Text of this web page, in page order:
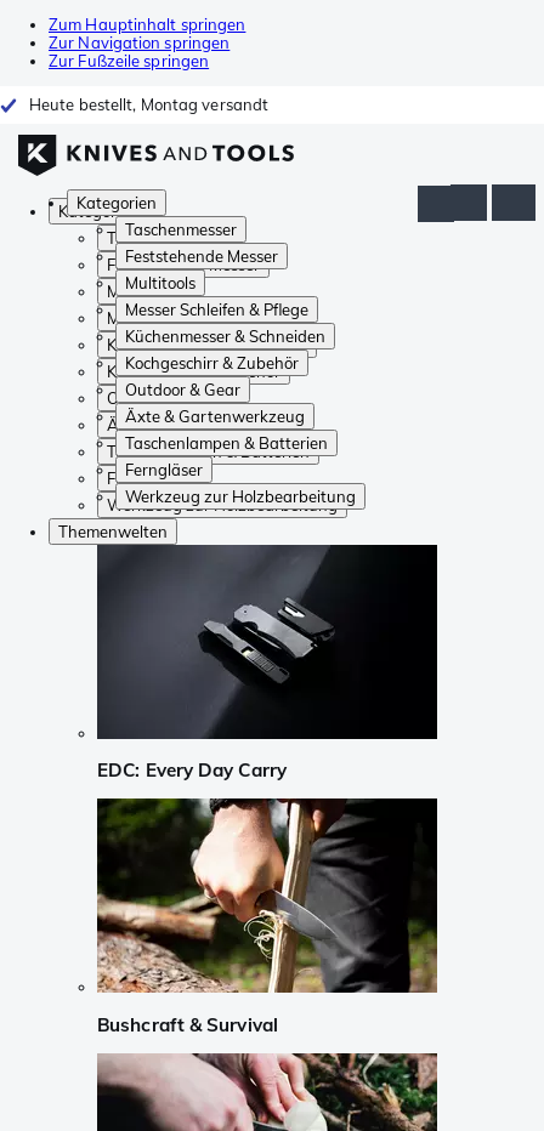
Zum Hauptinhalt springen
Zur Navigation springen
Zur Fußzeile springen
Heute bestellt, Montag versandt
Kategorien
Taschenmesser
Feststehende Messer
Multitools
Messer Schleifen & Pflege
Küchenmesser & Schneiden
Kochgeschirr & Zubehör
Outdoor & Gear
Äxte & Gartenwerkzeug
Taschenlampen & Batterien
Ferngläser
Werkzeug zur Holzbearbeitung
Kategorien
Taschenmesser
Feststehende Messer
Multitools
Messer Schleifen & Pflege
Küchenmesser & Schneiden
Kochgeschirr & Zubehör
Outdoor & Gear
Äxte & Gartenwerkzeug
Taschenlampen & Batterien
Ferngläser
Werkzeug zur Holzbearbeitung
Themenwelten
EDC: Every Day Carry
Bushcraft & Survival